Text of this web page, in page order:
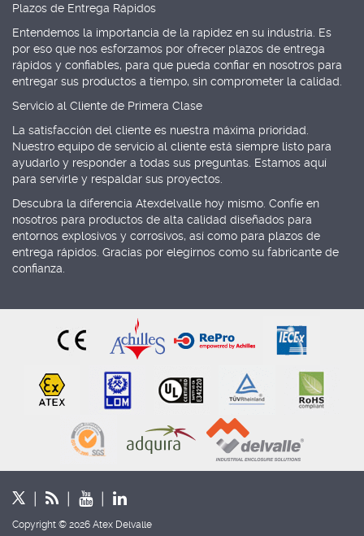
Plazos de Entrega Rápidos
Entendemos la importancia de la rapidez en su industria. Es
por eso que nos esforzamos por ofrecer plazos de entrega
rápidos y confiables, para que pueda confiar en nosotros para
entregar sus productos a tiempo, sin comprometer la calidad.
Servicio al Cliente de Primera Clase
La satisfacción del cliente es nuestra máxima prioridad.
Nuestro equipo de servicio al cliente está siempre listo para
ayudarlo y responder a todas sus preguntas. Estamos aquí
para servirle y respaldar sus proyectos.
Descubra la diferencia Atexdelvalle hoy mismo. Confíe en
nosotros para productos de alta calidad diseñados para
entornos explosivos y corrosivos, así como para plazos de
entrega rápidos. Gracias por elegirnos como su fabricante de
confianza.
Copyright © 2026 Atex Delvalle